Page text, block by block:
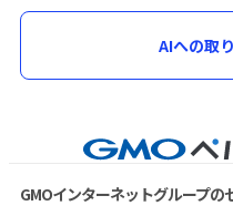
AIへの取
GMOインターネットグループ